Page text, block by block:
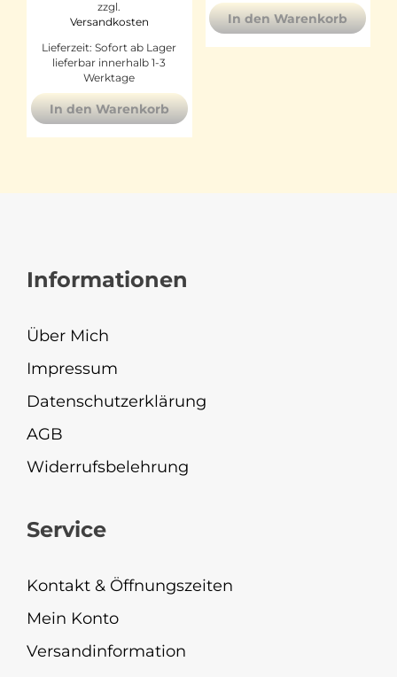
zzgl.
Versandkosten
Lieferzeit:Sofort ab Lager
lieferbar innerhalb 1-3
Werktage
In den Warenkorb
In den Warenkorb
Informationen
Über Mich
Impressum
Datenschutzerklärung
AGB
Widerrufsbelehrung
Service
Kontakt & Öffnungszeiten
Mein Konto
Versandinformation